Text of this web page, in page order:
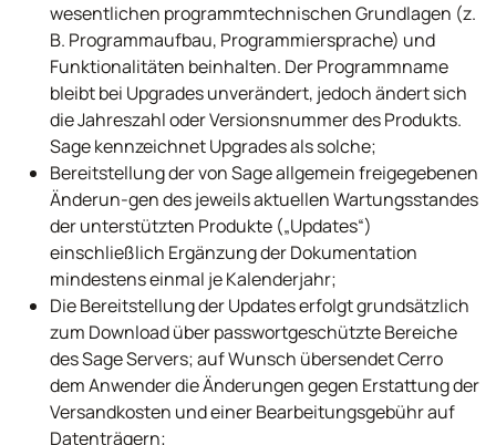
wesentlichen programmtechnischen Grundlagen (z.
B. Programmaufbau, Programmiersprache) und
Funktionalitäten beinhalten. Der Programmname
bleibt bei Upgrades unverändert, jedoch ändert sich
die Jahreszahl oder Versionsnummer des Produkts.
Sage kennzeichnet Upgrades als solche;
Bereitstellung der von Sage allgemein freigegebenen
Änderun-gen des jeweils aktuellen Wartungsstandes
der unterstützten Produkte („Updates“)
einschließlich Ergänzung der Dokumentation
mindestens einmal je Kalenderjahr;
Die Bereitstellung der Updates erfolgt grundsätzlich
zum Download über passwortgeschützte Bereiche
des Sage Servers; auf Wunsch übersendet Cerro
dem Anwender die Änderungen gegen Erstattung der
Versandkosten und einer Bearbeitungsgebühr auf
Datenträgern;